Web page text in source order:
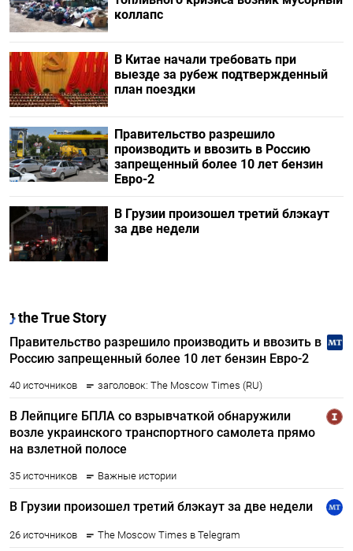
коллапс
В Китае начали требовать при
выезде за рубеж подтвержденный
план поездки
Правительство разрешило
производить и ввозить в Россию
запрещенный более 10 лет бензин
Евро-2
В Грузии произошел третий блэкаут
за две недели